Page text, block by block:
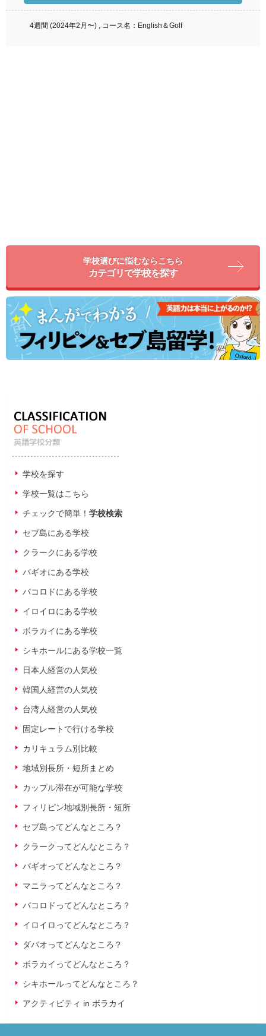
4週間 (2024年2月〜) , コース名：English＆Golf
学校選びに悩むならこちら
カテゴリで学校を探す
学校を探す
学校一覧はこちら
チェックで簡単！ 学校検索
セブ島にある学校
クラークにある学校
バギオにある学校
バコロドにある学校
イロイロにある学校
ボラカイにある学校
シキホールにある学校一覧
日本人経営の人気校
韓国人経営の人気校
台湾人経営の人気校
固定レートで行ける学校
カリキュラム別比較
地域別長所・短所まとめ
カップル滞在が可能な学校
フィリピン地域別長所・短所
セブ島ってどんなところ？
クラークってどんなところ？
バギオってどんなところ？
マニラってどんなところ？
バコロドってどんなところ？
イロイロってどんなところ？
ダバオってどんなところ？
ボラカイってどんなところ？
シキホールってどんなところ？
アクティビティ in ボラカイ